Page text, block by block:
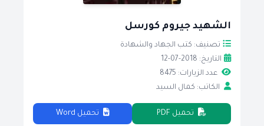
الشهيد جيروم كورسل
تصنيف: كتب الجهاد والشهادة
التاريخ: 2018-07-12
عدد الزيارات: 8475
الكاتب: كمال السيد
تحميل PDF تحميل Word